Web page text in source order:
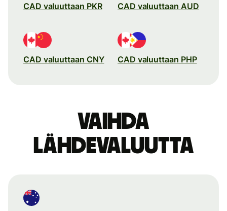
CAD valuuttaan PKR CAD valuuttaan AUD
CAD valuuttaan CNY CAD valuuttaan PHP
Vaihda
lähdevaluutta